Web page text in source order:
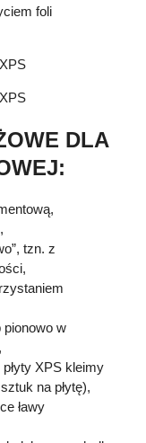
foli
DLA
tzn. z
pionowo w
XPS kleimy
na płytę),
ławy